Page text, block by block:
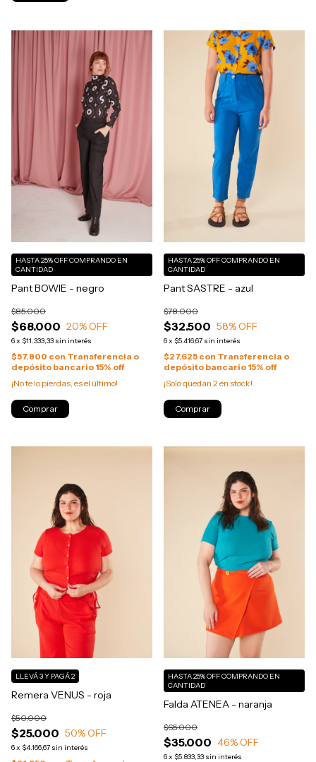
Pant BOWIE - negro
$68.000
$85.000
20% OFF
6x $11.333,33 sin interés
HASTA 25% OFFCOMPRANDO EN
CANTIDAD
$57.800 con Transferencia o
depósito bancario 15% off
¡No te lo pierdas, es el último!
Comprar
Pant SASTRE - azul
$32.500
$78.000
58% OFF
6x $5.416,67 sin interés
HASTA 25% OFFCOMPRANDO EN
CANTIDAD
$27.625 con Transferencia o
depósito bancario 15% off
¡Solo quedan 2 en stock!
Comprar
Remera VENUS - roja
$25.000
$50.000
50% OFF
6x $4.166,67 sin interés
LLEVÁ 3 Y PAGÁ 2
Falda ATENEA - naranja
$35.000
$65.000
46% OFF
6x $5.833,33 sin interés
HASTA 25% OFFCOMPRANDO EN
CANTIDAD